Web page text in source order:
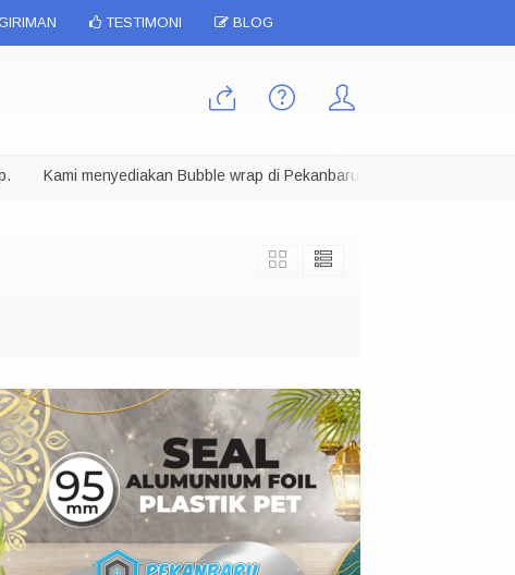
TESTIMONI BLOG
Kami menyediakan Bubble wrap di Pekanbaru dalam berbagai